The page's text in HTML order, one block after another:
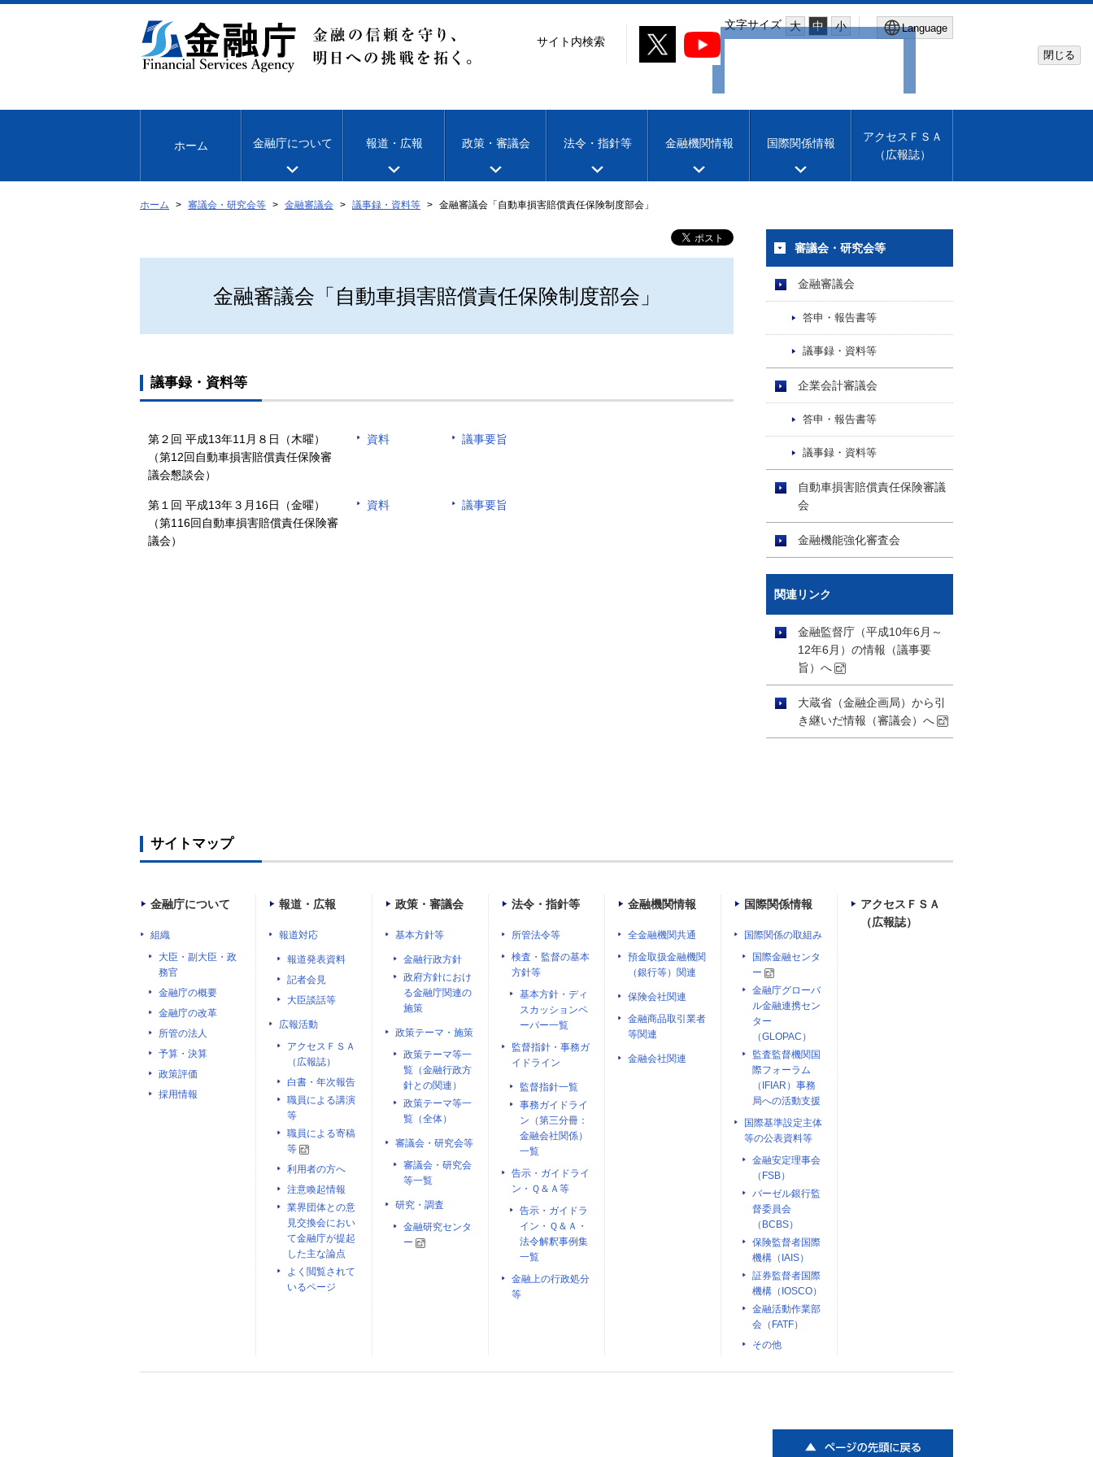
文
移
文字サイズ 大 中 小 Language
Machine translation
閉じる
サイト内検索
ホーム 金融庁について 報道・広報 政策・審議会 法令・指針等 金融機関情報 国際関係情報
アクセスＦＳＡ
（広報誌）
ホーム 審議会・研究会等 金融審議会 議事録・資料等 金融審議会「自動車損害賠償責任保険制度部会」
金融審議会「自動車損害賠償責任保険制度部会」
議事録・資料等
第２回 平成13年11月８日（木曜）
（第12回自動車損害賠償責任保険審
議会懇談会）
資料 議事要旨
第１回 平成13年３月16日（金曜）
（第116回自動車損害賠償責任保険審
議会）
資料 議事要旨
審議会・研究会等
金融審議会
答申・報告書等
議事録・資料等
企業会計審議会
答申・報告書等
議事録・資料等
自動車損害賠償責任保険審議
会
金融機能強化審査会
関連リンク
金融監督庁（平成10年6月～
12年6月）の情報（議事要
旨）へ
大蔵省（金融企画局）から引
き継いだ情報（審議会）へ
サイトマップ
金融庁について
組織
大臣・副大臣・政
務官
金融庁の概要
金融庁の改革
所管の法人
予算・決算
政策評価
採用情報
報道・広報
報道対応
報道発表資料
記者会見
大臣談話等
広報活動
アクセスＦＳＡ
（広報誌）
白書・年次報告
職員による講演
等
職員による寄稿
等
利用者の方へ
注意喚起情報
業界団体との意
見交換会におい
て金融庁が提起
した主な論点
よく閲覧されて
いるページ
政策・審議会
基本方針等
金融行政方針
政府方針におけ
る金融庁関連の
施策
政策テーマ・施策
政策テーマ等一
覧（金融行政方
針との関連）
政策テーマ等一
覧（全体）
審議会・研究会等
審議会・研究会
等一覧
研究・調査
金融研究センタ
ー
法令・指針等
所管法令等
検査・監督の基本
方針等
基本方針・ディ
スカッションペ
ーパー一覧
監督指針・事務ガ
イドライン
監督指針一覧
事務ガイドライ
ン（第三分冊：
金融会社関係）
一覧
告示・ガイドライ
ン・Ｑ＆Ａ等
告示・ガイドラ
イン・Ｑ＆Ａ・
法令解釈事例集
一覧
金融上の行政処分
等
金融機関情報
全金融機関共通
預金取扱金融機関
（銀行等）関連
保険会社関連
金融商品取引業者
等関連
金融会社関連
国際関係情報
国際関係の取組み
国際金融センタ
ー
金融庁グローバ
ル金融連携セン
ター
（GLOPAC）
監査監督機関国
際フォーラム
（IFIAR）事務
局への活動支援
国際基準設定主体
等の公表資料等
金融安定理事会
（FSB）
バーゼル銀行監
督委員会
（BCBS）
保険監督者国際
機構（IAIS）
証券監督者国際
機構（IOSCO）
金融活動作業部
会（FATF）
その他
アクセスＦＳＡ
（広報誌）